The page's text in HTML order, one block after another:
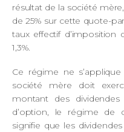
résultat de la société
de 25% sur cette quote-
taux effectif d’imposition
1,3%.
Ce régime ne
société mère doit
montant des
d’option, le régime de
signifie que les